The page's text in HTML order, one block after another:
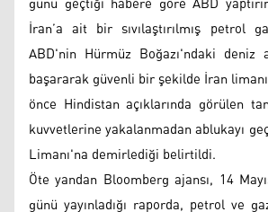
İran’a ait bir sıvılaştırılmış petrol
ABD'nin Hürmüz Boğazı'ndaki deniz
başararak güvenli bir şekilde İran
önce Hindistan açıklarında görülen
kuvvetlerine yakalanmadan ablukayı
Limanı'na demirlediği belirtildi.
Öte yandan Bloomberg ajansı, 14
günü yayınladığı raporda, petrol ve